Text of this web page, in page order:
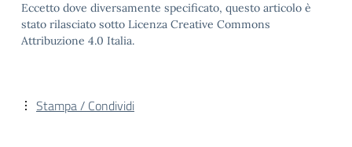
Eccetto dove diversamente specificato, questo articolo è
stato rilasciato sotto Licenza Creative Commons
Attribuzione 4.0 Italia.
Stampa / Condividi